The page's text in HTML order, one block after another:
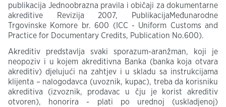
publikacija Jednoobrazna pravila i običaji za dokumentarne
akreditive Revizija 2007, PublikacijaMeđunarodne
Trgovinske Komore br. 600 (ICC - Uniform Customs and
Practice for Documentary Credits, Publication No.600).
Akreditiv predstavlja svaki sporazum-aranžman, koji je
neopoziv i u kojem akreditivna Banka (banka koja otvara
akreditiv) djelujući na zahtjev i u skladu sa instrukcijama
klijenta – nalogodavca (uvoznik, kupac), treba da korisniku
akreditiva (izvoznik, prodavac u čju je korist akreditiv
otvoren), honorira - plati po urednoj (uskladjenoj)